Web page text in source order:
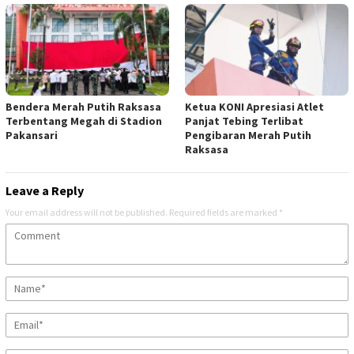
Bendera Merah Putih Raksasa
Terbentang Megah di Stadion
Pakansari
Ketua KONI Apresiasi Atlet
Panjat Tebing Terlibat
Pengibaran Merah Putih
Raksasa
Leave a Reply
Your email address will not be published. Required fields are marked *